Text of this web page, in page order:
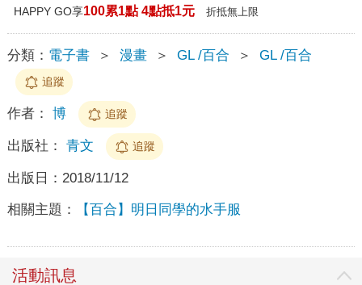
HAPPY GO享100累1點 4點抵1元 折抵無上限
分類： 電子書 ＞ 漫畫 ＞ GL /百合 ＞ GL /百合
追蹤
作者： 博 追蹤
出版社： 青文 追蹤
出版日： 2018/11/12
相關主題： 【百合】明日同學的水手服
活動訊息